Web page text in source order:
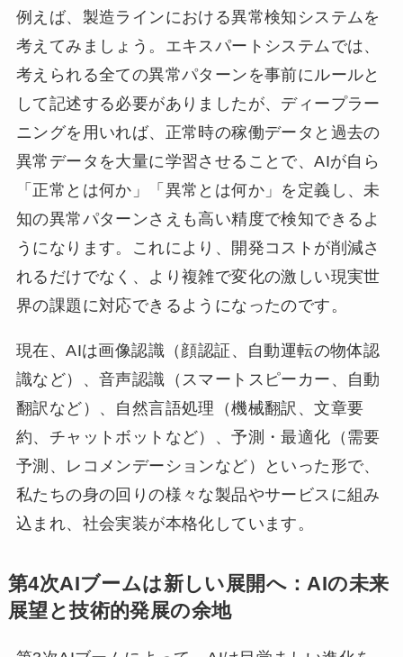
例えば、製造ラインにおける異常検知システムを
考えてみましょう。エキスパートシステムでは、
考えられる全ての異常パターンを事前にルールと
して記述する必要がありましたが、ディープラー
ニングを用いれば、正常時の稼働データと過去の
異常データを大量に学習させることで、AIが自ら
「正常とは何か」「異常とは何か」を定義し、未
知の異常パターンさえも高い精度で検知できるよ
うになります。これにより、開発コストが削減さ
れるだけでなく、より複雑で変化の激しい現実世
界の課題に対応できるようになったのです。
現在、AIは画像認識（顔認証、自動運転の物体認
識など）、音声認識（スマートスピーカー、自動
翻訳など）、自然言語処理（機械翻訳、文章要
約、チャットボットなど）、予測・最適化（需要
予測、レコメンデーションなど）といった形で、
私たちの身の回りの様々な製品やサービスに組み
込まれ、社会実装が本格化しています。
第4次AIブームは新しい展開へ：AIの未来
展望と技術的発展の余地